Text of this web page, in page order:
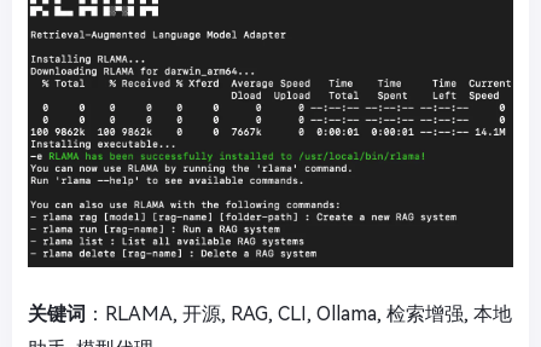
关键词 ：RLAMA, 开源, RAG, CLI, Ollama, 检索增强, 本地